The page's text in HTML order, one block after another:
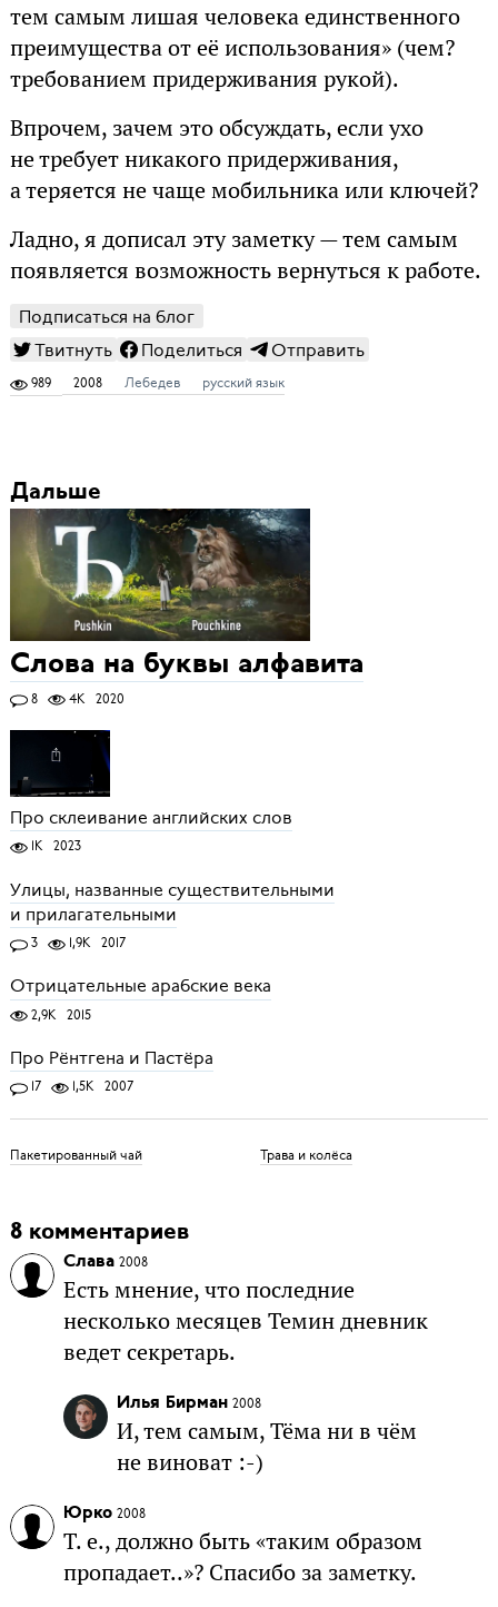
тем самым лишая человека единственного
преимущества от её использования» (чем?
требованием придерживания рукой).
Впрочем, зачем это обсуждать, если ухо
не требует никакого придерживания,
а теряется не чаще мобильника или ключей?
Ладно, я дописал эту заметку — тем самым
появляется возможность вернуться к работе.
Подписаться на блог
Твитнуть
Поделиться Отправить
989 2008 Лебедев русский язык
Дальше
Слова на буквы алфавита
8 4K 2020
Про склеивание английских слов
1K 2023
Улицы, названные существительными
и прилагательными
3 1,9K 2017
Отрицательные арабские века
2,9K 2015
Про Рёнтгена и Пастёра
17 1,5K 2007
Пакетированный чай Трава и колёса
8 комментариев
Слава 2008
Есть мнение, что последние
несколько месяцев Темин дневник
ведет секретарь.
Илья Бирман 2008
И, тем самым, Тёма ни в чём
не виноват :-)
Юрко 2008
Т. е., должно быть «таким образом
пропадает..»? Спасибо за заметку.